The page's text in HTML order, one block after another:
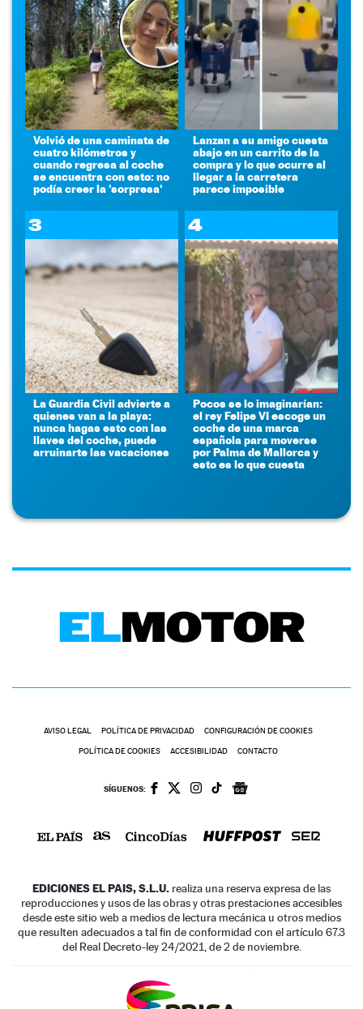
Volvió de una caminata de
cuatro kilómetros y
cuando regresa al coche
se encuentra con esto: no
podía creer la 'sorpresa'
Lanzan a su amigo cuesta
abajo en un carrito de la
compra y lo que ocurre al
llegar a la carretera
parece imposible
3
La Guardia Civil advierte a
quienes van a la playa:
nunca hagas esto con las
llaves del coche, puede
arruinarte las vacaciones
4
Pocos se lo imaginarían:
el rey Felipe VI escoge un
coche de una marca
española para moverse
por Palma de Mallorca y
esto es lo que cuesta
AVISO LEGAL POLÍTICA DE PRIVACIDAD CONFIGURACIÓN DE COOKIES
POLÍTICA DE COOKIES ACCESIBILIDAD CONTACTO
SÍGUENOS:
EDICIONES EL PAIS, S.L.U. realiza una reserva expresa de las
reproducciones y usos de las obras y otras prestaciones accesibles
desde este sitio web a medios de lectura mecánica u otros medios
que resulten adecuados a tal fin de conformidad con el artículo 67.3
del Real Decreto-ley 24/2021, de 2 de noviembre.